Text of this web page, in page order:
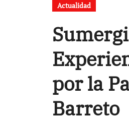
Actualidad
por la
Barreto